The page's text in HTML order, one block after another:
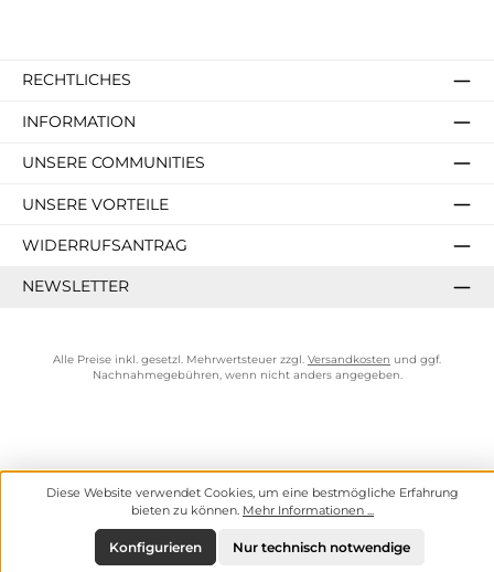
RECHTLICHES
INFORMATION
UNSERE COMMUNITIES
UNSERE VORTEILE
WIDERRUFSANTRAG
NEWSLETTER
Alle Preise inkl. gesetzl. Mehrwertsteuer zzgl. Versandkosten und ggf.
Nachnahmegebühren, wenn nicht anders angegeben.
Diese Website verwendet Cookies, um eine bestmögliche Erfahrung
bieten zu können. Mehr Informationen ...
Nur technisch notwendige
Konfigurieren